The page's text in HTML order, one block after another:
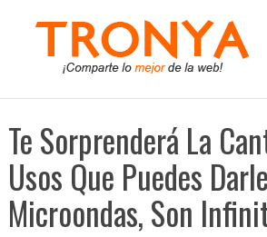
Te Sorprenderá La
Usos Que Puedes
Microondas, Son